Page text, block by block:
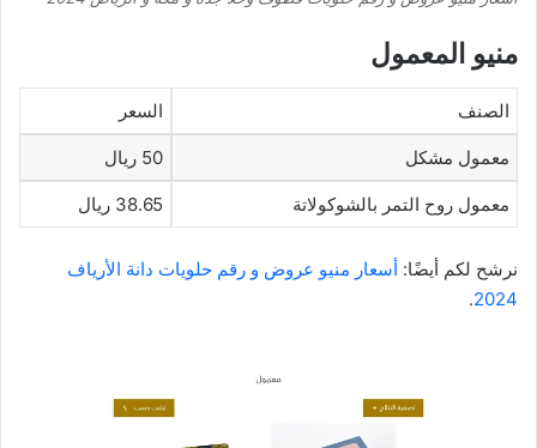
منيو المعمول
الصنف السعر
معمول مشكل 50 ريال
معمول روح التمر بالشوكولاتة 38.65 ريال
نرشح لكم أيضًا: أسعار منيو عروض و رقم حلويات دانة الأرياف
2024
.